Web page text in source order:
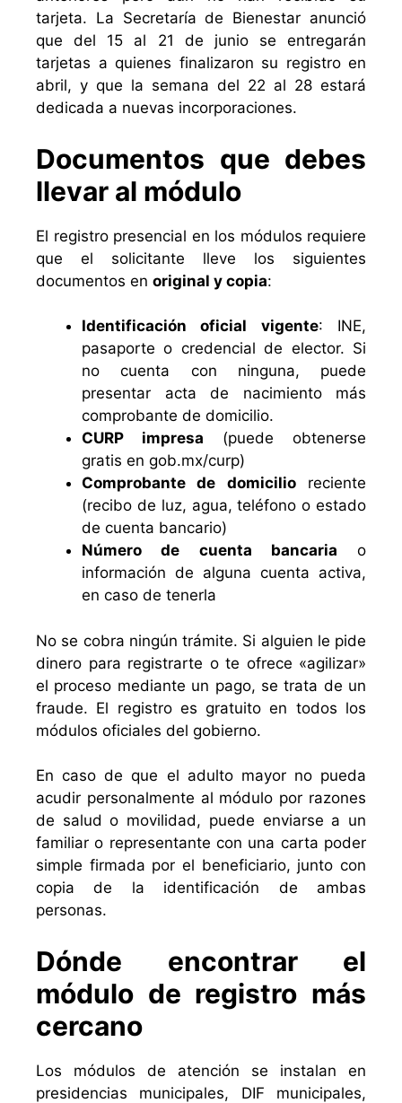
tarjeta. La Secretaría de Bienestar anunció
que del 15 al 21 de junio se entregarán
tarjetas a quienes finalizaron su registro en
abril, y que la semana del 22 al 28 estará
dedicada a nuevas incorporaciones.
Documentos que debes
llevar al módulo
El registro presencial en los módulos requiere
que el solicitante lleve los siguientes
documentos en original y copia:
Identificación oficial vigente: INE,
pasaporte o credencial de elector. Si
no cuenta con ninguna, puede
presentar acta de nacimiento más
comprobante de domicilio.
CURP impresa (puede obtenerse
gratis en gob.mx/curp)
Comprobante de domicilioreciente
(recibo de luz, agua, teléfono o estado
de cuenta bancario)
Número de cuenta bancaria o
información de alguna cuenta activa,
en caso de tenerla
No se cobra ningún trámite. Si alguien le pide
dinero para registrarte o te ofrece «agilizar»
el proceso mediante un pago, se trata de un
fraude. El registro es gratuito en todos los
módulos oficiales del gobierno.
En caso de que el adulto mayor no pueda
acudir personalmente al módulo por razones
de salud o movilidad, puede enviarse a un
familiar o representante con una carta poder
simple firmada por el beneficiario, junto con
copia de la identificación de ambas
personas.
Dónde encontrar el
módulo de registro más
cercano
Los módulos de atención se instalan en
presidencias municipales, DIF municipales,